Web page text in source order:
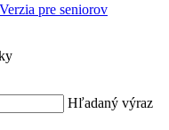
Verzia pre seniorov
Hľadaný výraz